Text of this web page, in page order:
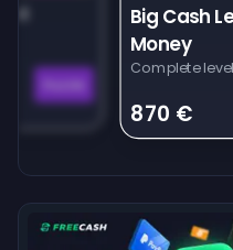
Big Cash
Money
Complete
870 €